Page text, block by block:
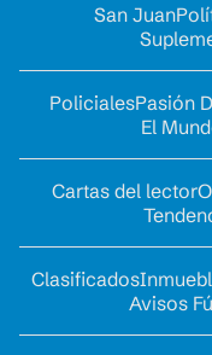
San Juan
PolicialesPasión
El
Cartas del lector
Clasificados
Avisos